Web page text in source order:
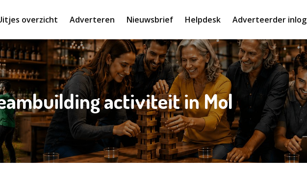
overzicht Adverteren Nieuwsbrief Helpdesk Adverteerder inlog
activiteit in Mol